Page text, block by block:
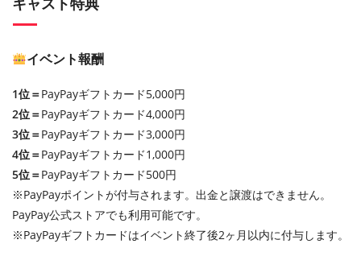
イベント報酬
1位＝PayPayギフトカード5,000円
2位＝PayPayギフトカード4,000円
3位＝PayPayギフトカード3,000円
4位＝PayPayギフトカード1,000円
5位＝PayPayギフトカード500円
※PayPayポイントが付与されます。出金と譲渡はできません。
PayPay公式ストアでも利用可能です。
※PayPayギフトカードはイベント終了後2ヶ月以内に付与します。